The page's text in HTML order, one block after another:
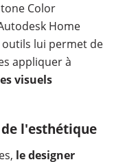
Color
Home
outils lui permet de
appliquer à
visuels
l'esthétique
le designer